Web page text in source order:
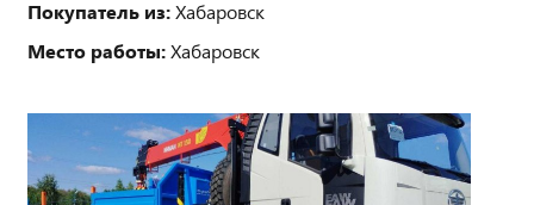
Покупатель из:Хабаровск
Место работы:Хабаровск